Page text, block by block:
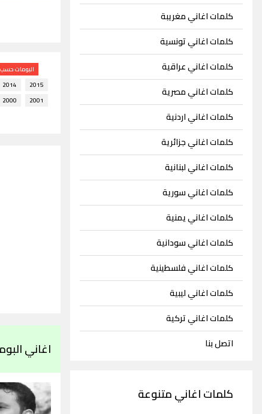
كلمات اغاني مغريبة
كلمات اغاني تونسية
كلمات اغاني عراقية
كلمات اغاني مصرية
كلمات اغاني اردنية
كلمات اغاني جزائرية
كلمات اغاني لبنانية
كلمات اغاني سورية
كلمات اغاني يمنية
كلمات اغاني سودانية
كلمات اغاني فلسطينية
كلمات اغاني ليبية
كلمات اغاني تركية
اتصل بنا
كلمات اغاني متنوعة
البومات حسب
2015
2014
2001
2000
اغاني